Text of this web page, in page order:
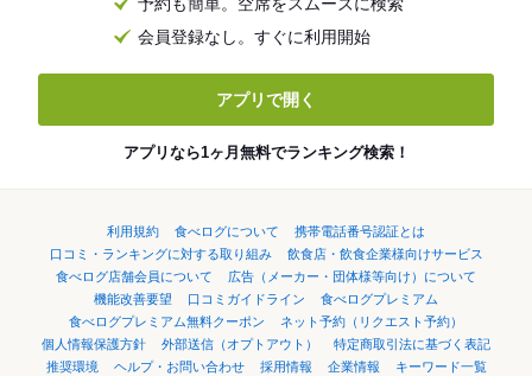
会員登録なし。すぐに利用開始
アプリで開く
アプリなら1ヶ月無料でランキング検索！
利用規約 食べログについて
携帯電話番号認証とは
口コミ・ランキングに対する取り組み
飲食店・飲食企業様向けサービス
食べログ店舗会員について
広告（メーカー・団体様等向け）について
機能改善要望
口コミガイドライン
食べログプレミアム
食べログプレミアム無料クーポン
ネット予約（リクエスト予約）
個人情報保護方針
外部送信（オプトアウト）
特定商取引法に基づく表記
推奨環境
ヘルプ・お問い合わせ 採用情報 企業情報
キーワード一覧